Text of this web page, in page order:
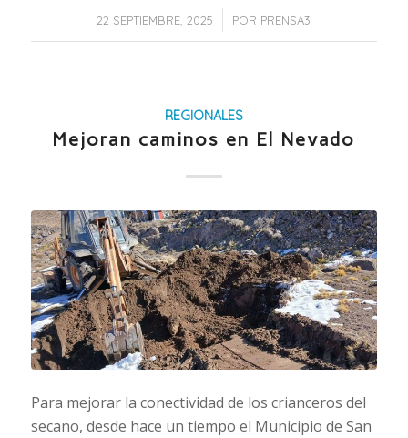
22 SEPTIEMBRE, 2025
/ POR PRENSA3
REGIONALES
Mejoran caminos en El Nevado
Para mejorar la conectividad de los crianceros del
secano, desde hace un tiempo el Municipio de San